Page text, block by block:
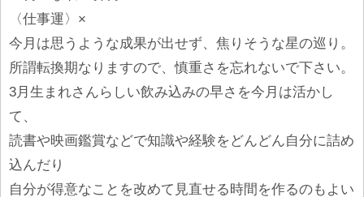
〈仕事運〉×
今月は思うような成果が出せず、焦りそうな星の巡り。
所謂転換期なりますので、慎重さを忘れないで下さい。
3月生まれさんらしい飲み込みの早さを今月は活かし
て、
読書や映画鑑賞などで知識や経験をどんどん自分に詰め
込んだり
自分が得意なことを改めて見直せる時間を作るのもよい